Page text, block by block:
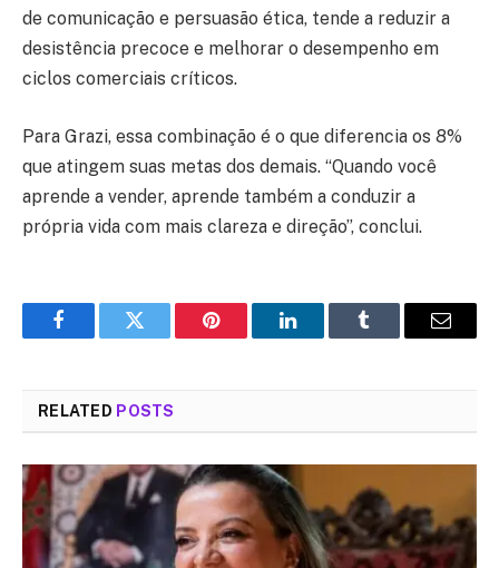
de comunicação e persuasão ética, tende a reduzir a
desistência precoce e melhorar o desempenho em
ciclos comerciais críticos.
Para Grazi, essa combinação é o que diferencia os 8%
que atingem suas metas dos demais. “Quando você
aprende a vender, aprende também a conduzir a
própria vida com mais clareza e direção”, conclui.
FacebookTwitter Pinterest LinkedInTumblr Email
RELATED POSTS